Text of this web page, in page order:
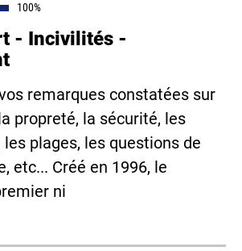
100%
- Incivilités -
remarques constatées sur
propreté, la sécurité, les
plages, les questions de
etc... Créé en 1996, le
ni